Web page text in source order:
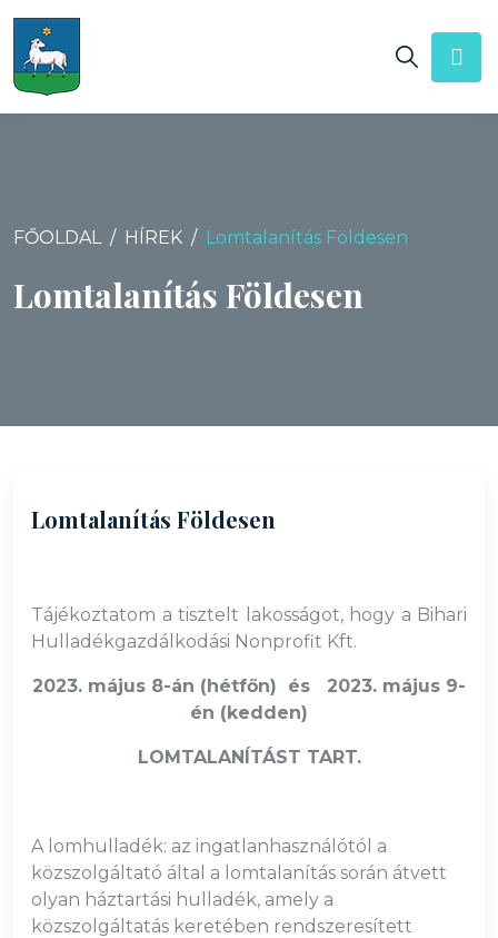
FŐOLDAL HÍREK Lomtalanítás Földesen
Lomtalanítás Földesen
Lomtalanítás Földesen
Tájékoztatom a tisztelt lakosságot, hogy a Bihari
Hulladékgazdálkodási Nonprofit Kft.
2023. május 8-án (hétfőn) és 2023. május 9-
én (kedden)
LOMTALANÍTÁST TART.
A lomhulladék: az ingatlanhasználótól a
közszolgáltató által a lomtalanítás során átvett
olyan háztartási hulladék, amely a
közszolgáltatás keretében rendszeresített